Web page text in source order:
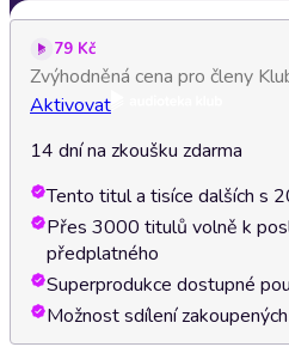
79 Kč
Zvýhodněná cena pro členy
Aktivovat
14 dní na zkoušku zdarma
Tento titul a tisíce dalších s
Přes 3000 titulů volně k
předplatného
Superprodukce dostupné
Možnost sdílení